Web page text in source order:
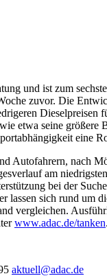
und ist zum
zuvor. Die
Dieselpreisen
etwa seine größere
eine
Autofahrern, nach
am
bei der
sich rund um
vergleichen.
www.adac.de/tanken
aktuell@adac.de